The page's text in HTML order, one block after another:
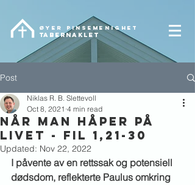
ØYER pinsemenighet
TABERNAKLET
Post
NÅR MAN HÅPER PÅ
LIVET - Fil 1,21-30
Niklas R. B. Slettevoll
Oct 8, 2021 4 min read
Updated: Nov 22, 2022
I påvente av en rettssak og potensiell
dødsdom, reflekterte Paulus omkring